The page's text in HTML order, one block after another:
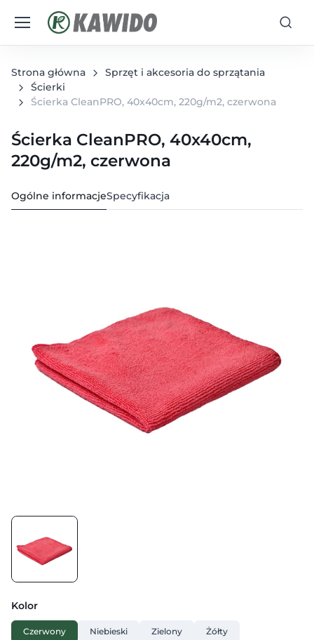
Strona główna
Sprzęt i akcesoria do sprzątania
Ścierki
Ścierka CleanPRO, 40x40cm, 220g/m2, czerwona
Ścierka CleanPRO, 40x40cm,
220g/m2, czerwona
Ogólne informacjeSpecyfikacja
Kolor
Czerwony Niebieski Zielony Żółty